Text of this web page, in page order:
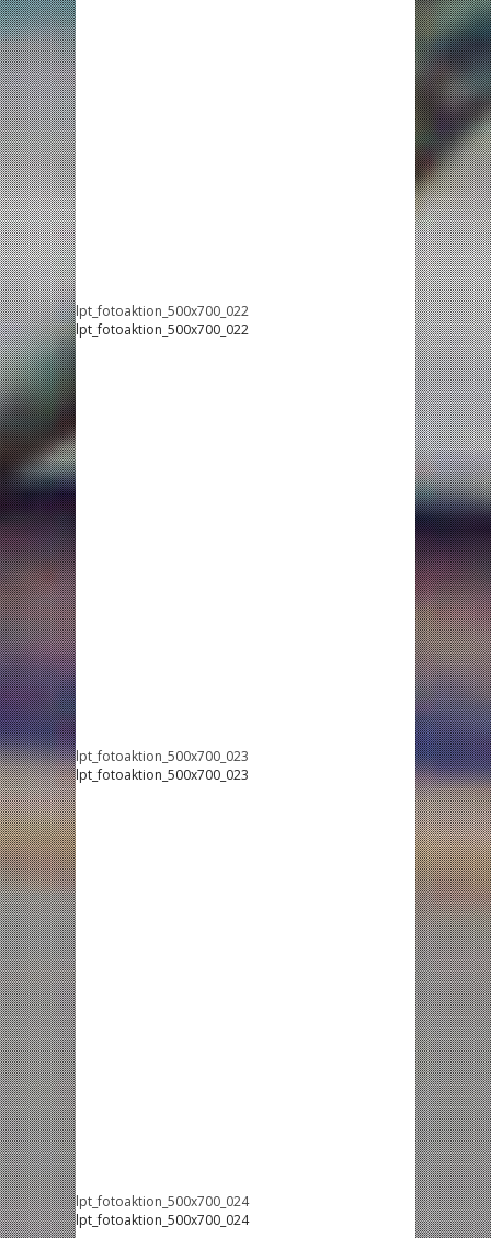
lpt_fotoaktion_500x700_022
lpt_fotoaktion_500x700_022
lpt_fotoaktion_500x700_023
lpt_fotoaktion_500x700_023
lpt_fotoaktion_500x700_024
lpt_fotoaktion_500x700_024